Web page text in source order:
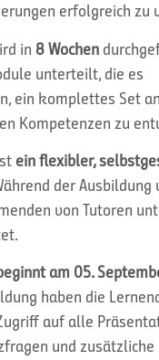
erfolgreich zu
in 8 Wochen
unterteilt, die es
ein komplettes Set an
Kompetenzen zu
ein flexibler,
der Ausbildung
von Tutoren
am 05.
haben die
auf alle
und zusätzliche